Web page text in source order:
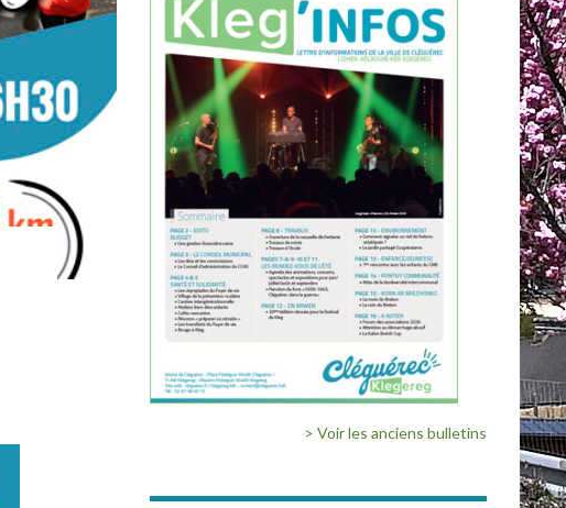
> Voir les anciens bulletins